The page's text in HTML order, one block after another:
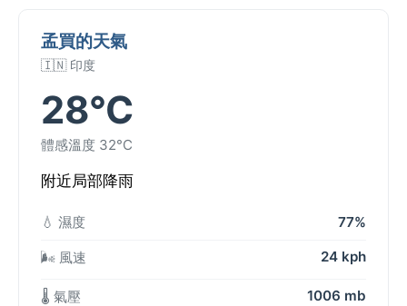
孟買的天氣
🇮🇳 印度
28°C
體感溫度 32°C
附近局部降雨
💧 濕度 77%
🌬️ 風速 24 kph
🌡️ 氣壓 1006 mb